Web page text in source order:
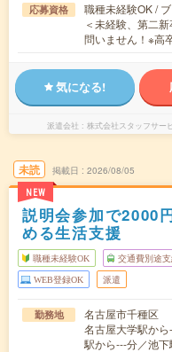
応募資格
職種未経験OK /
＜未経験、第二
問いません！※高
気になる!
派遣会社 株式会社スタッフサー
未読
NEW
掲載日 2026/08/05
説明会参加で2000
める生活支援
職種未経験OK 交通費別途支
WEB登録OK 派遣
勤務地
名古屋市千種区
名古屋大学駅か
駅から---分／池